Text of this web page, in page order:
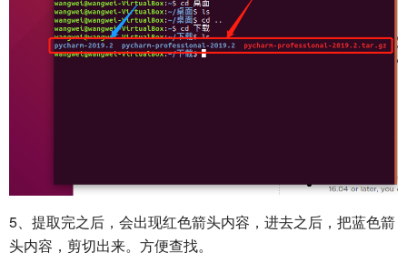
5、提取完之后，会出现红色箭头内容，进去之后，把蓝色箭
头内容，剪切出来。方便查找。